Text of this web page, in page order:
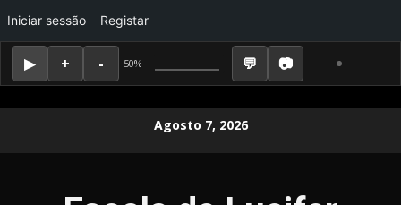
50%
Iniciar sessão Registar
Agosto 7, 2026